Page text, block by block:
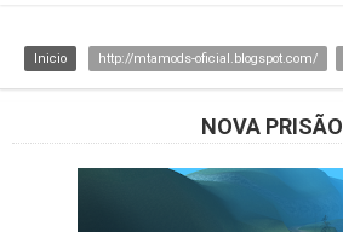
Inicio http://mtamods-oficial.blogspot.com/
NOVA PRISÃO